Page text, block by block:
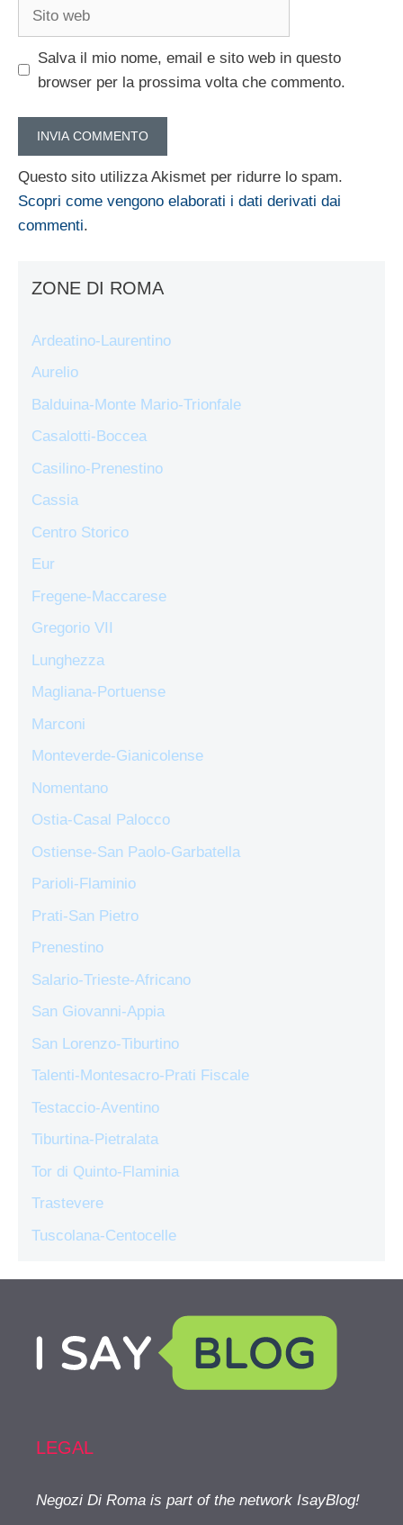
Salva il mio nome, email e sito web in questo
browser per la prossima volta che commento.
Questo sito utilizza Akismet per ridurre lo spam.
Scopri come vengono elaborati i dati derivati dai
commenti.
ZONE DI ROMA
Ardeatino-Laurentino
Aurelio
Balduina-Monte Mario-Trionfale
Casalotti-Boccea
Casilino-Prenestino
Cassia
Centro Storico
Eur
Fregene-Maccarese
Gregorio VII
Lunghezza
Magliana-Portuense
Marconi
Monteverde-Gianicolense
Nomentano
Ostia-Casal Palocco
Ostiense-San Paolo-Garbatella
Parioli-Flaminio
Prati-San Pietro
Prenestino
Salario-Trieste-Africano
San Giovanni-Appia
San Lorenzo-Tiburtino
Talenti-Montesacro-Prati Fiscale
Testaccio-Aventino
Tiburtina-Pietralata
Tor di Quinto-Flaminia
Trastevere
Tuscolana-Centocelle
LEGAL
Negozi Di Roma is part of the network IsayBlog!